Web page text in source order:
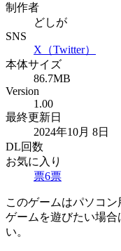
制作者
どしが
SNS
X（Twitter）
本体サイズ
86.7MB
Version
1.00
最終更新日
2024年10月 8日
DL回数
お気に入り
票6票
このゲームはパソコン
ゲームを遊びたい場
い。